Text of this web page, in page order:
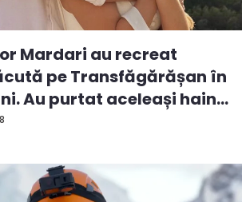
Mardari au recreat
pe Transfăgărășan în
Au purtat aceleași hain...